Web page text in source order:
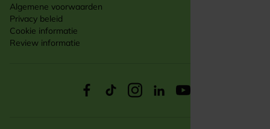
Algemene voorwaarden
Privacy beleid
Cookie informatie
Review informatie